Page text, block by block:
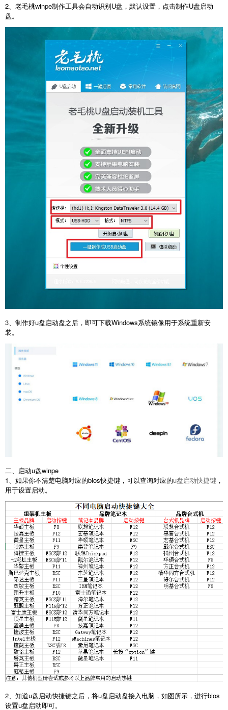
2、老毛桃winpe制作工具会自动识别U盘，默认设置，点击制作U盘启动
盘。
3、制作好u盘启动盘之后，即可下载Windows系统镜像用于系统重新安
装。
二、启动u盘winpe
1、如果你不清楚电脑对应的bios快捷键，可以查询对应的u盘启动快捷键 ，
用于设置启动。
2、知道u盘启动快捷键之后，将u盘启动盘接入电脑，如图所示，进行bios
设置u盘启动即可。